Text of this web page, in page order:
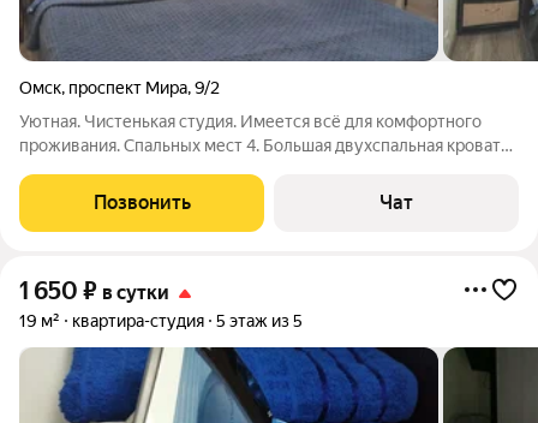
Омск, проспект Мира,9/2
Уютная. Чистенькая студия. Имеется всё для комфортного
проживания. Спальных мест 4. Большая двухспальная кровать
постельное бельё и полотенца . Мыльные принадлежности.
Посуда. Хорошо развита
Позвонить Чат
1 650 ₽ в сутки
19 м² квартира-студия 5 этаж из 5